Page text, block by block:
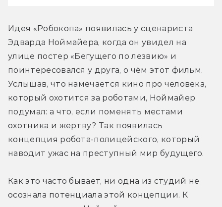
Идея «Робокопа» появилась у сценариста
Эдварда Ноймайера, когда он увидел на
улице постер «Бегущего по лезвию» и
поинтересовался у друга, о чём этот фильм.
Услышав, что намечается кино про человека,
который охотится за роботами, Ноймайер
подумал: а что, если поменять местами
охотника и жертву? Так появилась
концепция робота-полицейского, который
наводит ужас на преступный мир будущего.
Как это часто бывает, ни одна из студий не
осознала потенциала этой концепции. К